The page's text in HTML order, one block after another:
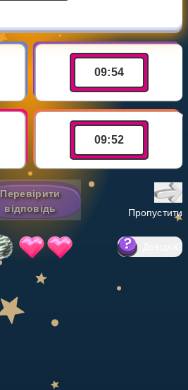
09:54
09:52
Перевірити
відповідь
Пропустити
?